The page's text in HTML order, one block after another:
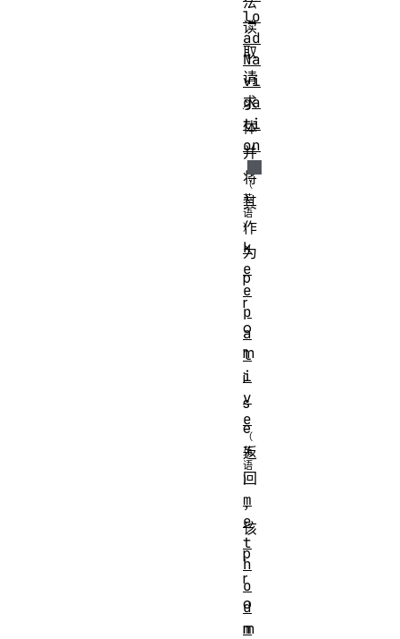
读
取
请
求
体
并
将
其
作
为
p
r
o
m
i
s
e
返
回
，
该
p
r
o
m
lo
ad
Na
vi
ga
ti
on
k
e
e
p
a
l
i
v
e
m
e
t
h
o
d
m